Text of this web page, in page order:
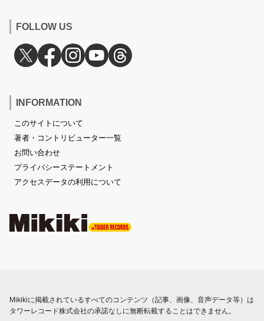
FOLLOW US
INFORMATION
このサイトについて
著者・コントリビューター一覧
お問い合わせ
プライバシーステートメント
アクセスデータの利用について
Mikikiに掲載されているすべてのコンテンツ（記事、画像、音声データ等）は
タワーレコード株式会社の承諾なしに無断転載することはできません。